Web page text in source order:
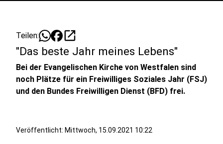
Teilen: open_in_new
"Das beste Jahr meines Lebens"
Bei der Evangelischen Kirche von Westfalen sind
noch Plätze für ein Freiwilliges Soziales Jahr (FSJ)
und den Bundes Freiwilligen Dienst (BFD) frei.
Veröffentlicht: Mittwoch, 15.09.2021 10:22